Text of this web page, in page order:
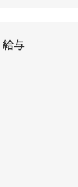
給与